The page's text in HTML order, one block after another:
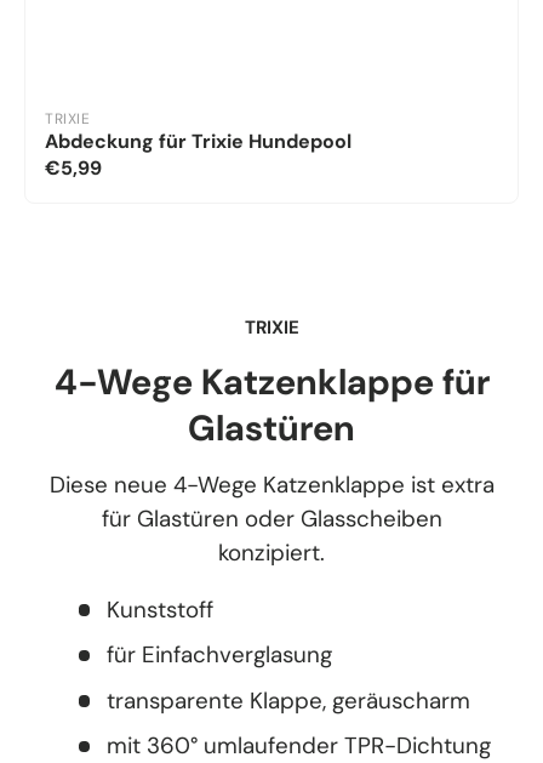
TRIXIE
Abdeckung für Trixie Hundepool
€5,99
TRIXIE
4-Wege Katzenklappe für
Glastüren
Diese neue 4-Wege Katzenklappe ist extra
für Glastüren oder Glasscheiben
konzipiert.
Kunststoff
für Einfachverglasung
transparente Klappe, geräuscharm
mit 360° umlaufender TPR-Dichtung